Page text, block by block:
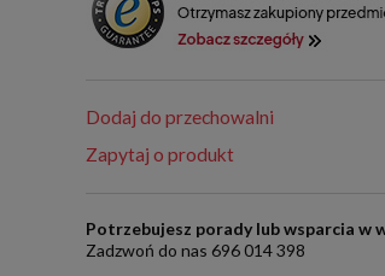
Dodaj do przechowalni
Zapytaj o produkt
Potrzebujesz porady lub wsparcia w
Zadzwoń do nas 696 014 398